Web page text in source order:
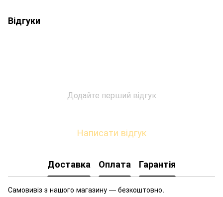
Відгуки
Додайте перший відгук
Написати відгук
Доставка Оплата Гарантія
Самовивіз з нашого магазину — безкоштовно.